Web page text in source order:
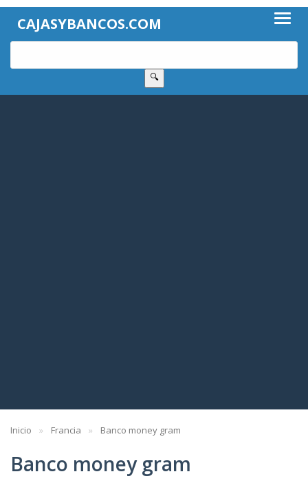
CAJASYBANCOS.COM
🔍
Inicio Francia Banco money gram
Banco money gram